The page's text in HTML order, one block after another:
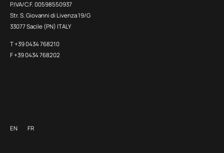
P.IVA/C.F. 00598550937
Str. S. Giovanni di Livenza 19/G
33077 Sacile (PN) ITALY
T +39 0434 768210
F +39 0434 768202
EN FR